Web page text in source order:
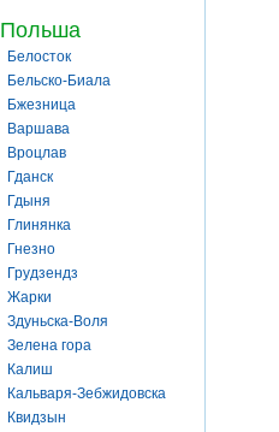
Польша
Белосток
Бельско-Биала
Бжезница
Варшава
Вроцлав
Гданск
Гдыня
Глинянка
Гнезно
Грудзендз
Жарки
Здуньска-Воля
Зелена гора
Калиш
Кальваря-Зебжидовска
Квидзын